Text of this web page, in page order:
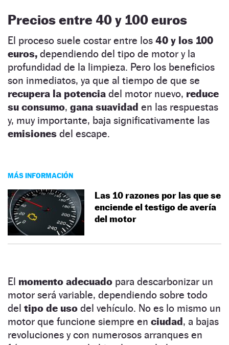
Precios entre 40 y 100 euros
El proceso suele costar entre los 40 y los 100
euros, dependiendo del tipo de motor y la
profundidad de la limpieza. Pero los beneficios
son inmediatos, ya que al tiempo de que se
recupera la potencia del motor nuevo, reduce
su consumo, gana suavidad en las respuestas
y, muy importante, baja significativamente las
emisiones del escape.
MÁS INFORMACIÓN
Las 10 razones por las que se
enciende el testigo de avería
del motor
El momento adecuado para descarbonizar un
motor será variable, dependiendo sobre todo
del tipo de uso del vehículo. No es lo mismo un
motor que funcione siempre en ciudad, a bajas
revoluciones y con numerosos arranques en